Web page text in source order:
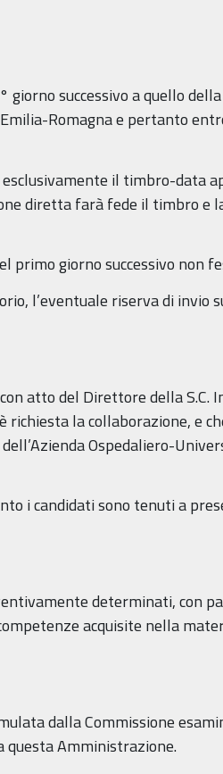
successivo a quello
Romagna e pertanto
il timbro-data
diretta farà fede il timbro e
primo giorno successivo non
l’eventuale riserva di invio
atto del Direttore della S.C.
la collaborazione, e
Ospedaliero-
i candidati sono tenuti a
determinati, con
acquisite nella
dalla Commissione
Amministrazione.